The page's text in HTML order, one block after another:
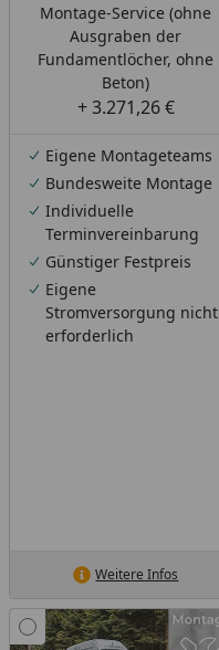
Montage-Service (ohne
Ausgraben der
Fundamentlöcher, ohne
Beton)
+ 3.271,26 €
Eigene Montageteams
Bundesweite Montage
Individuelle
Terminvereinbarung
Günstiger Festpreis
Eigene
Stromversorgung nicht
erforderlich
Weitere Infos